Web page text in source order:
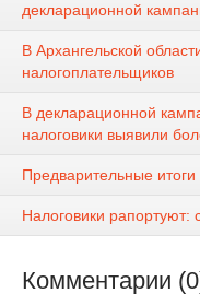
декларационной
В Архангельской
налогоплательщиков
В декларационной
налоговики выявили
Предварительные
Налоговики рапортуют:
Комментарии